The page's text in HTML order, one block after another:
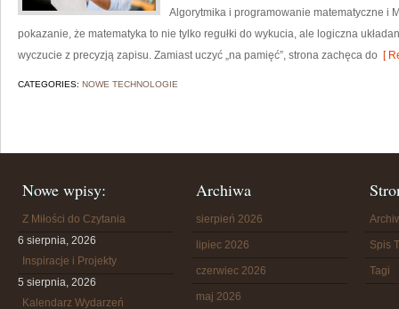
Algorytmika i programowanie matematyczne i
pokazanie, że matematyka to nie tylko regułki do wykucia, ale logiczna
wyczucie z precyzją zapisu. Zamiast uczyć „na pamięć”, strona zachęca do [
CATEGORIES: NOWE TECHNOLOGIE
Nowe wpisy:
Z Miłości do Czytania
6 sierpnia, 2026
Inspiracje i Projekty
5 sierpnia, 2026
Kalendarz Wydarzeń
Archiwa
sierpień 2026
lipiec 2026
czerwiec 2026
maj 2026
Spis
Tagi